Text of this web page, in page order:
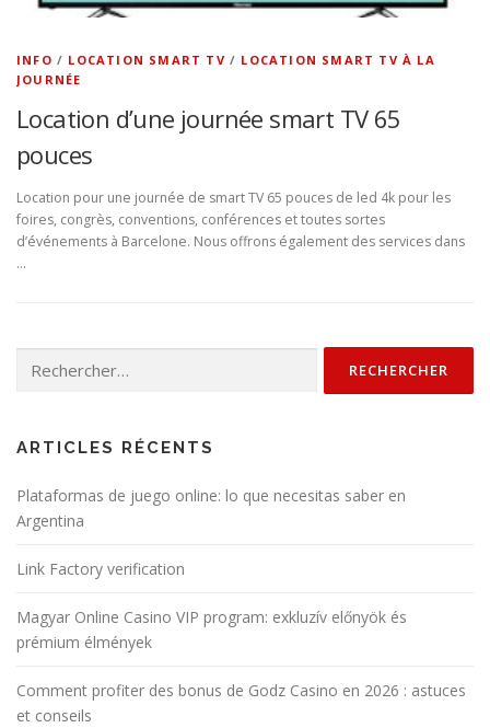
INFO / LOCATION SMART TV / LOCATION SMART TV À LA
JOURNÉE
Location d’une journée smart TV 65
pouces
Location pour une journée de smart TV 65 pouces de led 4k pour les
foires, congrès, conventions, conférences et toutes sortes
d’événements à Barcelone. Nous offrons également des services dans
…
ARTICLES RÉCENTS
Plataformas de juego online: lo que necesitas saber en
Argentina
Link Factory verification
Magyar Online Casino VIP program: exkluzív előnyök és
prémium élmények
Comment profiter des bonus de Godz Casino en 2026 : astuces
et conseils